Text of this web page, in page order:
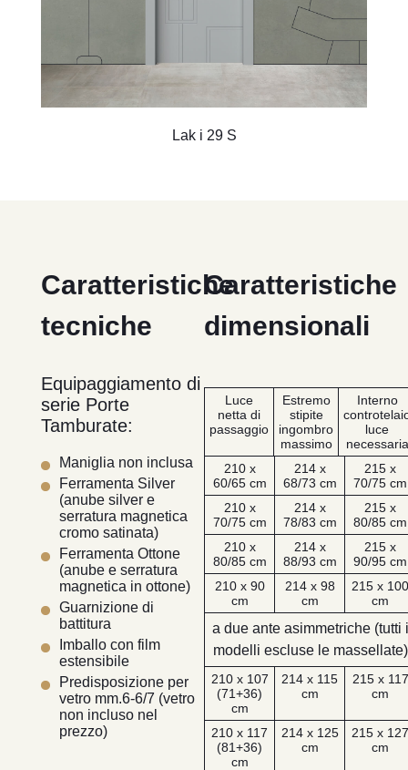
Lak i 29 S
Caratteristiche
dimensionali
Luce
netta di
passaggio
Estremo
stipite
ingombro
massimo
Interno
luce
necessaria
210 x
60/65 cm
214 x
68/73 cm
215 x
70/75 cm
210 x
70/75 cm
214 x
78/83 cm
215 x
80/85 cm
210 x
80/85 cm
214 x
88/93 cm
215 x
90/95 cm
210 x 90
cm
214 x 98
cm
215 x
cm
a due ante asimmetriche (tutti i
modelli escluse le massellate)
210 x 107
(71+36)
cm
214 x 115
cm
215 x 117
cm
210 x 117
(81+36)
cm
214 x 125
cm
215 x
cm
Caratteristiche
tecniche
Equipaggiamento di
serie Porte
Tamburate:
Maniglia non inclusa
Ferramenta Silver
(anube silver e
serratura magnetica
cromo satinata)
Ferramenta Ottone
(anube e serratura
magnetica in ottone)
Guarnizione di
battitura
Imballo con film
estensibile
Predisposizione per
vetro mm.6-6/7 (vetro
non incluso nel
prezzo)